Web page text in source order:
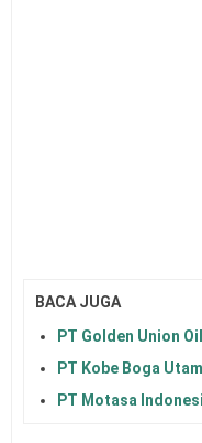
BACA JUGA
PT Golden Union
PT Kobe Boga
PT Motasa